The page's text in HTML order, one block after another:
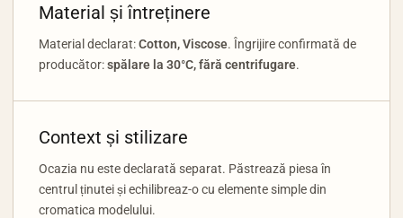
Material și întreținere
Material declarat:Cotton, Viscose. Îngrijire confirmată de
producător:spălare la 30°C, fără centrifugare.
Context și stilizare
Ocazia nu este declarată separat. Păstrează piesa în
centrul ținutei și echilibreaz-o cu elemente simple din
cromatica modelului.